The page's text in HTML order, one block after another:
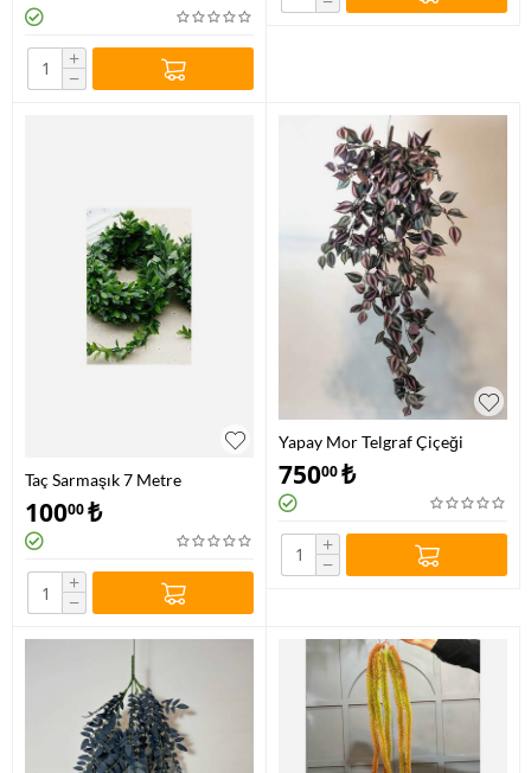
+
−
Taç Sarmaşık 7 Metre
10000₺
+
−
Yapay Mor Telgraf Çiçeği
Zebrina
75000₺
+
−